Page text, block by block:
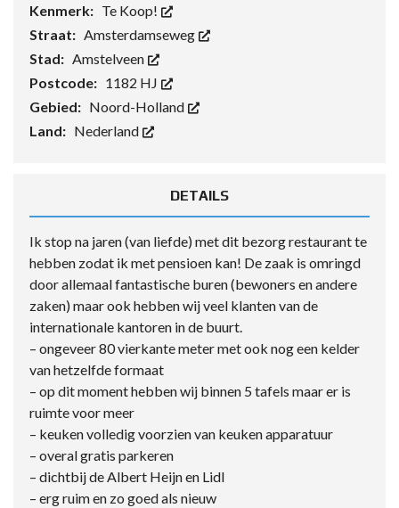
Kenmerk: Te Koop!
Straat: Amsterdamseweg
Stad: Amstelveen
Postcode: 1182 HJ
Gebied: Noord-Holland
Land: Nederland
DETAILS
Ik stop na jaren (van liefde) met dit bezorg restaurant te
hebben zodat ik met pensioen kan! De zaak is omringd
door allemaal fantastische buren (bewoners en andere
zaken) maar ook hebben wij veel klanten van de
internationale kantoren in de buurt.
– ongeveer 80 vierkante meter met ook nog een kelder
van hetzelfde formaat
– op dit moment hebben wij binnen 5 tafels maar er is
ruimte voor meer
– keuken volledig voorzien van keuken apparatuur
– overal gratis parkeren
– dichtbij de Albert Heijn en Lidl
– erg ruim en zo goed als nieuw